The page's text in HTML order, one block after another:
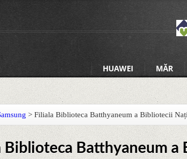
HUAWEI MĂR
> Filiala Biblioteca Batthyaneum a Bibliotecii
Biblioteca Batthyaneum a